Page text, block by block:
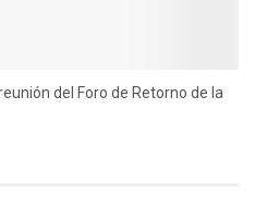
del Foro de Retorno de la